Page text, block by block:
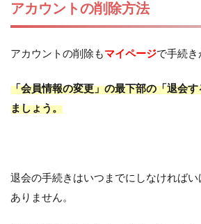
アカウントの削除方法
アカウントの削除もマイページで手続き
「会員情報の変更」の最下部の「退会
ましょう。
退会の手続きはいつまでにしなければ
ありません。